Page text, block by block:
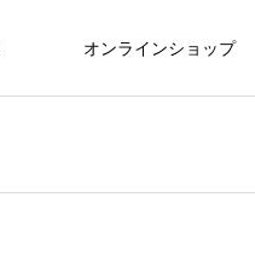
オンラインショップ